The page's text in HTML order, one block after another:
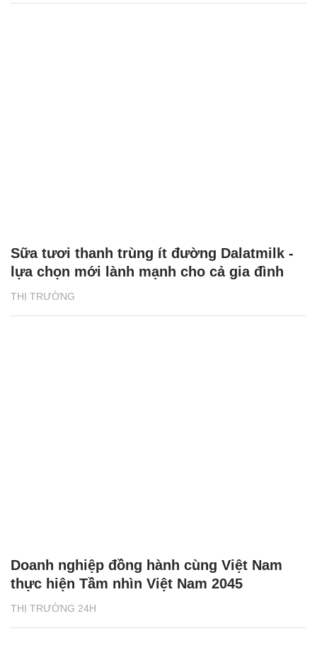
THỊ TRƯỜNG
Sữa tươi thanh trùng ít đường Dalatmilk -
lựa chọn mới lành mạnh cho cả gia đình
THỊ TRƯỜNG 24H
Doanh nghiệp đồng hành cùng Việt Nam
thực hiện Tầm nhìn Việt Nam 2045